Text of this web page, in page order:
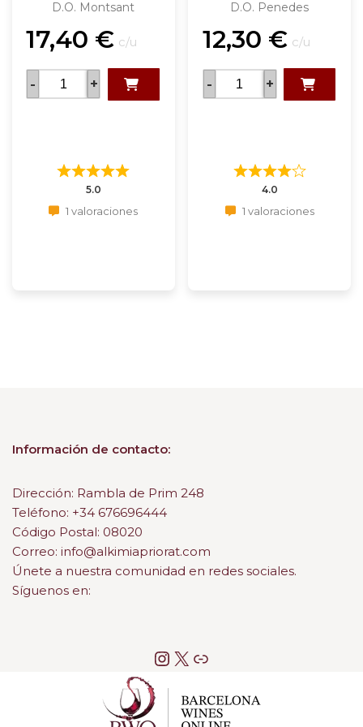
D.O. Montsant
17,40 € c/u
- +
5.0
1 valoraciones
D.O. Penedes
12,30 € c/u
- +
4.0
1 valoraciones
Información de contacto:
Dirección: Rambla de Prim 248
Teléfono: +34 676696444
Código Postal: 08020
Correo: info@alkimiapriorat.com
Únete a nuestra comunidad en redes sociales.
Síguenos en: